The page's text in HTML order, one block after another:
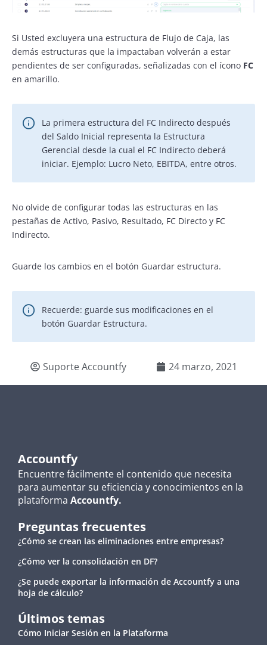
Si Usted excluyera una estructura de Flujo de Caja, las
demás estructuras que la impactaban volverán a estar
pendientes de ser configuradas, señalizadas con el ícono FC
en amarillo.
La primera estructura del FC Indirecto después
del Saldo Inicial representa la Estructura
Gerencial desde la cual el FC Indirecto deberá
iniciar. Ejemplo: Lucro Neto, EBITDA, entre otros.
No olvide de configurar todas las estructuras en las
pestañas de Activo, Pasivo, Resultado, FC Directo y FC
Indirecto.
Guarde los cambios en el botón Guardar estructura.
Recuerde: guarde sus modificaciones en el
botón Guardar Estructura.
Suporte Accountfy 24 marzo, 2021
Accountfy
Encuentre fácilmente el contenido que necesita
para aumentar su eficiencia y conocimientos en la
plataforma Accountfy.
Preguntas frecuentes
¿Cómo se crean las eliminaciones entre empresas?
¿Cómo ver la consolidación en DF?
¿Se puede exportar la información de Accountfy a una
hoja de cálculo?
Últimos temas
Cómo Iniciar Sesión en la Plataforma